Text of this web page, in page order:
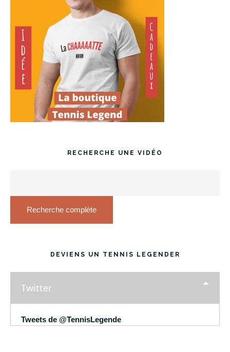
RECHERCHE UNE VIDÉO
Recherche complète
DEVIENS UN TENNIS LEGENDER
Twitter
Tweets de @TennisLegende